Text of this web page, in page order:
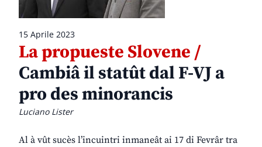
15 Aprile 2023
La propueste Slovene /
Cambiâ il statût dal F-VJ a
pro des minorancis
Luciano Lister
Al à vût sucès l’incuintri inmaneât ai 17 di Fevrâr tra